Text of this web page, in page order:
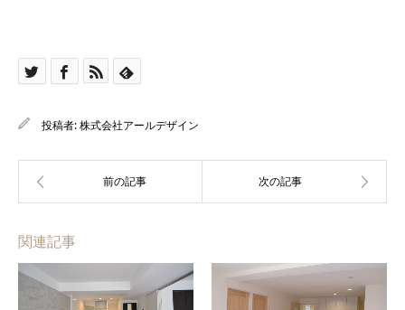
投稿者:株式会社アールデザイン
関連記事